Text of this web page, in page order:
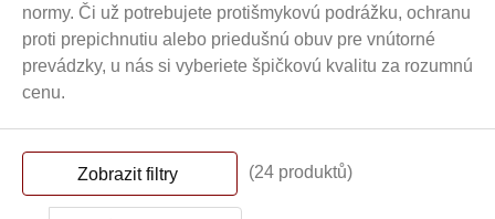
normy. Či už potrebujete protišmykovú podrážku, ochranu
proti prepichnutiu alebo priedušnú obuv pre vnútorné
prevádzky, u nás si vyberiete špičkovú kvalitu za rozumnú
cenu.
Zobrazit filtry (24 produktů)